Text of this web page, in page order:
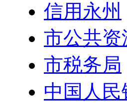
信用永州
市公共
市税务局
中国人